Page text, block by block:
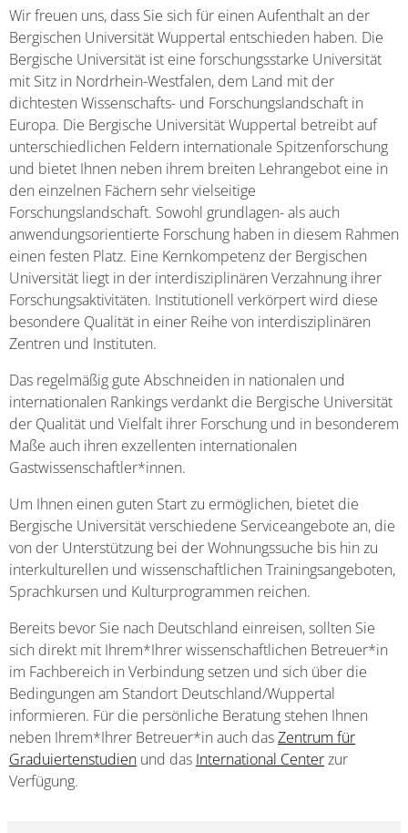
Wir freuen uns, dass Sie sich für einen Aufenthalt an der
Bergischen Universität Wuppertal entschieden haben. Die
Bergische Universität ist eine forschungsstarke Universität
mit Sitz in Nordrhein-Westfalen, dem Land mit der
dichtesten Wissenschafts- und Forschungslandschaft in
Europa. Die Bergische Universität Wuppertal betreibt auf
unterschiedlichen Feldern internationale Spitzenforschung
und bietet Ihnen neben ihrem breiten Lehrangebot eine in
den einzelnen Fächern sehr vielseitige
Forschungslandschaft. Sowohl grundlagen- als auch
anwendungsorientierte Forschung haben in diesem Rahmen
einen festen Platz. Eine Kernkompetenz der Bergischen
Universität liegt in der interdisziplinären Verzahnung ihrer
Forschungsaktivitäten. Institutionell verkörpert wird diese
besondere Qualität in einer Reihe von interdisziplinären
Zentren und Instituten.
Das regelmäßig gute Abschneiden in nationalen und
internationalen Rankings verdankt die Bergische Universität
der Qualität und Vielfalt ihrer Forschung und in besonderem
Maße auch ihren exzellenten internationalen
Gastwissenschaftler*innen.
Um Ihnen einen guten Start zu ermöglichen, bietet die
Bergische Universität verschiedene Serviceangebote an, die
von der Unterstützung bei der Wohnungssuche bis hin zu
interkulturellen und wissenschaftlichen Trainingsangeboten,
Sprachkursen und Kulturprogrammen reichen.
Bereits bevor Sie nach Deutschland einreisen, sollten Sie
sich direkt mit Ihrem*Ihrer wissenschaftlichen Betreuer*in
im Fachbereich in Verbindung setzen und sich über die
Bedingungen am Standort Deutschland/Wuppertal
informieren. Für die persönliche Beratung stehen Ihnen
neben Ihrem*Ihrer Betreuer*in auch dasZentrum für
Graduiertenstudien und das International Centerzur
Verfügung.